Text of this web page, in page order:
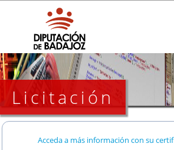
Licitación
Acceda a más información con su